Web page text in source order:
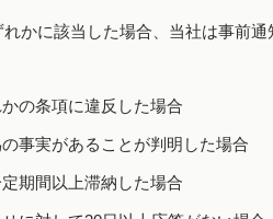
かに該当した場合、当社は事前
の条項に違反した場合
事実があることが判明した場合
期間以上滞納した場合